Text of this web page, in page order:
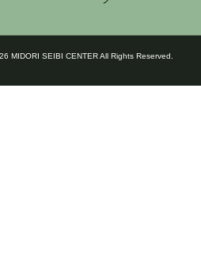
MIDORI SEIBI CENTER All Rights Reserved.